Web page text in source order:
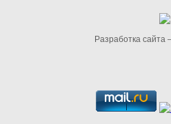
Разработка сайта